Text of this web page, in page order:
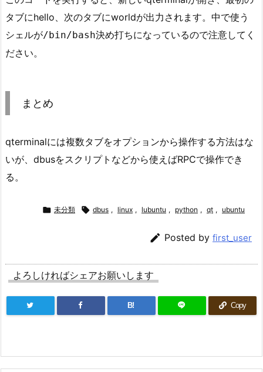
タブにhello、次のタブにworldが出力されます。中で使う
シェルが/bin/bash決め打ちになっているので注意してく
ださい。
まとめ
qterminalには複数タブをオプションから操作する方法はな
いが、dbusをスクリプトなどから使えばRPCで操作でき
る。
 未分類  dbus , linux , lubuntu , python , qt , ubuntu
 Posted by first_user
よろしければシェアお願いします
B! Copy